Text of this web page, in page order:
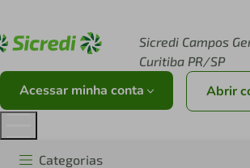
Sicredi Campos
Curitiba PR/SP
Acessar minha conta Abrir
Categorias